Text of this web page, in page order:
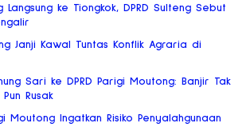
Langsung ke Tiongkok, DPRD Sulteng Sebut
Janji Kawal Tuntas Konflik Agraria di
Sari ke DPRD Parigi Moutong: Banjir Tak
Rusak
Moutong Ingatkan Risiko Penyalahgunaan